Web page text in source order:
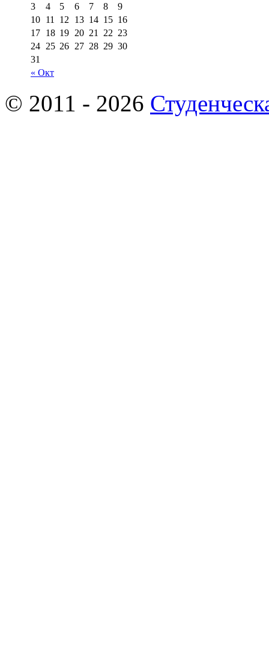
« Окт
3
4 5 6 7 8
9
10 11 12 13 14 15 16
17 18 19 20 21 22 23
24 25 26 27 28 29 30
31
© 2011 - 2026